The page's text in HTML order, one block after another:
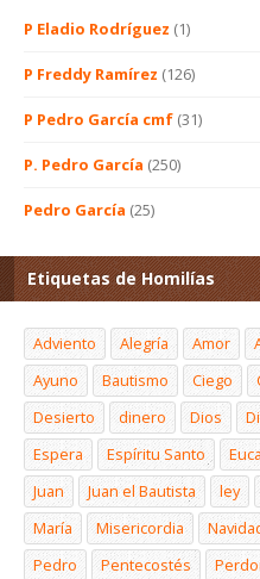
P Eladio Rodríguez (1)
P Freddy Ramírez (126)
P Pedro García cmf (31)
P. Pedro García (250)
Pedro García (25)
Etiquetas de Homilías
Adviento Alegría Amor
Ayuno
Bautismo Ciego
Desierto
dinero Dios
Espera
Espíritu Santo
Juan
Juan el Bautista ley
María
Misericordia
Pedro
Pentecostés